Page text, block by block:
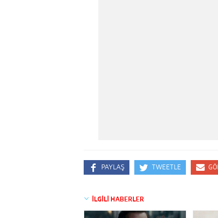
PAYLAŞ TWEETLE
İLGİLİ HABERLER